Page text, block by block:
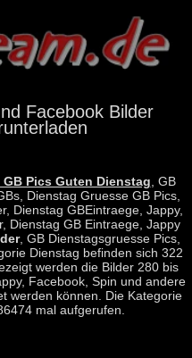
Facebook Bilder
GB Pics Guten Dienstag , GB
Dienstag Gruesse GB Pics,
Dienstag GBEintraege, Jappy,
Dienstag GB Eintraege, Jappy
, GB Dienstagsgruesse Pics,
Dienstag befinden sich 322
werden die Bilder 280 bis
Facebook, Spin und andere
werden können. Die Kategorie
mal aufgerufen.